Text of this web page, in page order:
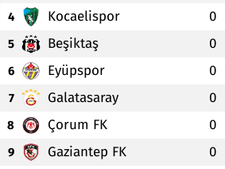
4 Kocaelispor 0
5 Beşiktaş 0
6 Eyüpspor 0
7 Galatasaray 0
8 Çorum FK 0
9 Gaziantep FK 0